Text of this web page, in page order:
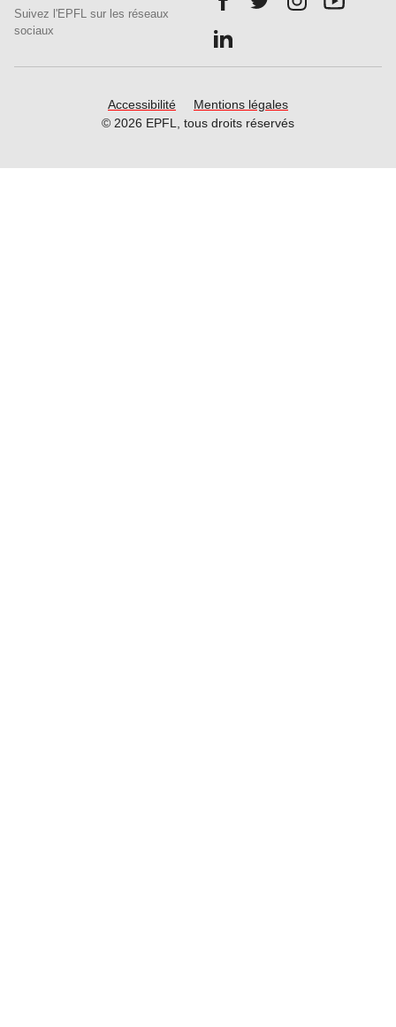
Suivez l'EPFL sur les réseaux
sociaux
Accessibilité
Mentions légales
© 2026 EPFL, tous droits réservés